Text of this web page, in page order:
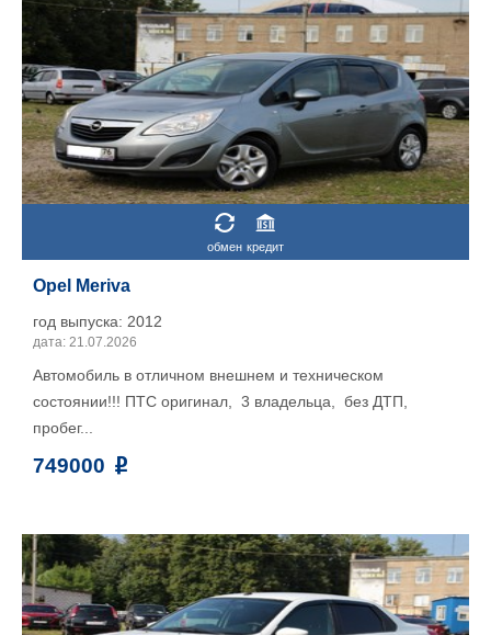
обмен кредит
Opel Meriva
год выпуска: 2012
дата: 21.07.2026
Автомобиль в отличном внешнем и техническом
состоянии!!! ПТС оригинал, 3 владельца, без ДТП,
пробег...
749000